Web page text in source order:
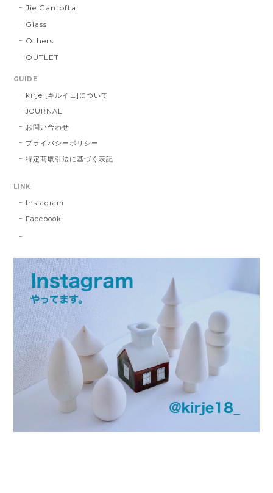
Jie Gantofta
Glass
Others
OUTLET
GUIDE
kirje [キルイェ]について
JOURNAL
お問い合わせ
プライバシーポリシー
特定商取引法に基づく表記
LINK
Instagram
Facebook